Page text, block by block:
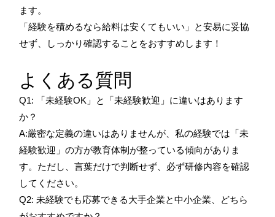
ます。
「経験を積めるなら給料は安くてもいい」と安易に妥協
せず、しっかり確認することをおすすめします！
よくある質問
Q1: 「未経験OK」と「未経験歓迎」に違いはあります
か？
A:厳密な定義の違いはありませんが、私の経験では「未
経験歓迎」の方が教育体制が整っている傾向がありま
す。ただし、言葉だけで判断せず、必ず研修内容を確認
してください。
Q2: 未経験でも応募できる大手企業と中小企業、どちら